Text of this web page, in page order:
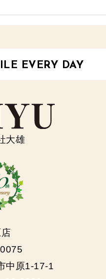
EVERY DAY
大雄
中原1-17-1